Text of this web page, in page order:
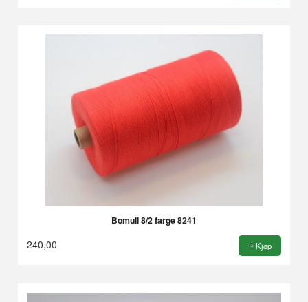
Bomull 8/2 farge 8241
240,00 Kjøp